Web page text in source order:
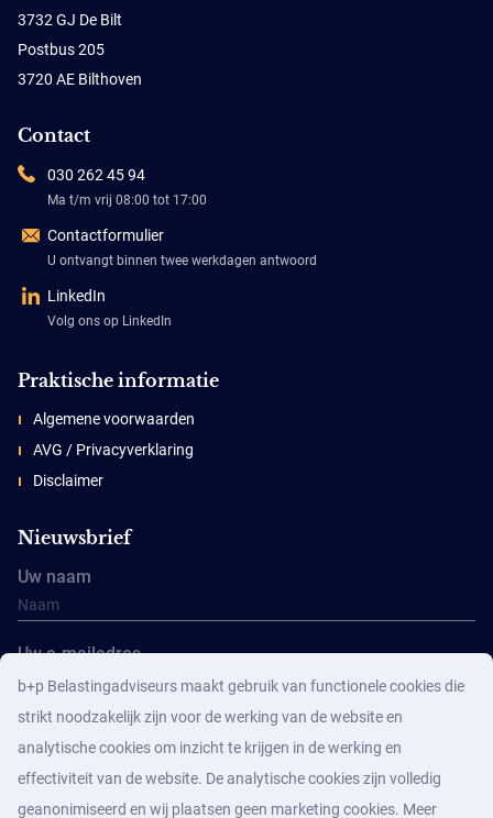
3732 GJ De Bilt
Postbus 205
3720 AE Bilthoven
Contact
030 262 45 94
Ma t/m vrij 08:00 tot 17:00
Contactformulier
U ontvangt binnen twee werkdagen antwoord
LinkedIn
Volg ons op LinkedIn
Praktische informatie
Algemene voorwaarden
AVG / Privacyverklaring
Disclaimer
Nieuwsbrief
Uw naam
Uw e-mailadres
b+p Belastingadviseurs maakt gebruik van functionele cookies die
strikt noodzakelijk zijn voor de werking van de website en
analytische cookies om inzicht te krijgen in de werking en
effectiviteit van de website. De analytische cookies zijn volledig
geanonimiseerd en wij plaatsen geen marketing cookies. Meer